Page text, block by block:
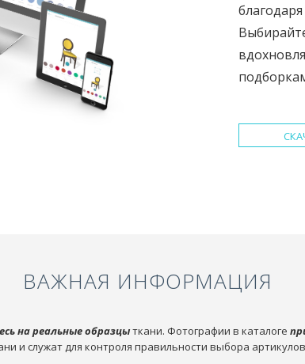
ВАЖНАЯ ИНФОРМАЦИЯ
на реальные образцыткани. Фотографии в каталоге
и служат для контроля правильности выбора